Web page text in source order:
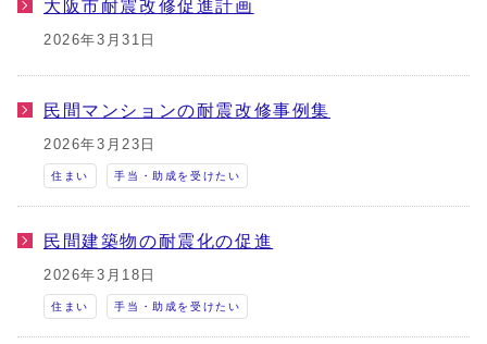
大阪市耐震改修促進計画
2026年3月31日
民間マンションの耐震改修事例集
2026年3月23日
住まい 手当・助成を受けたい
民間建築物の耐震化の促進
2026年3月18日
住まい 手当・助成を受けたい